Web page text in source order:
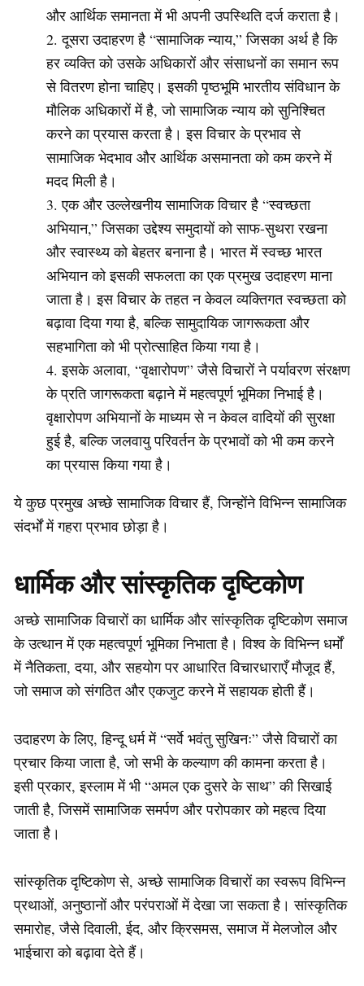
और आर्थिक समानता में भी अपनी उपस्थिति दर्ज कराता है।
दूसरा उदाहरण है “सामाजिक न्याय,” जिसका अर्थ है कि
हर व्यक्ति को उसके अधिकारों और संसाधनों का समान रूप
से वितरण होना चाहिए। इसकी पृष्ठभूमि भारतीय संविधान के
मौलिक अधिकारों में है, जो सामाजिक न्याय को सुनिश्चित
करने का प्रयास करता है। इस विचार के प्रभाव से
सामाजिक भेदभाव और आर्थिक असमानता को कम करने में
मदद मिली है।
एक और उल्लेखनीय सामाजिक विचार है “स्वच्छता
अभियान,” जिसका उद्देश्य समुदायों को साफ-सुथरा रखना
और स्वास्थ्य को बेहतर बनाना है। भारत में स्वच्छ भारत
अभियान को इसकी सफलता का एक प्रमुख उदाहरण माना
जाता है। इस विचार के तहत न केवल व्यक्तिगत स्वच्छता को
बढ़ावा दिया गया है, बल्कि सामुदायिक जागरूकता और
सहभागिता को भी प्रोत्साहित किया गया है।
इसके अलावा, “वृक्षारोपण” जैसे विचारों ने पर्यावरण संरक्षण
के प्रति जागरूकता बढ़ाने में महत्वपूर्ण भूमिका निभाई है।
वृक्षारोपण अभियानों के माध्यम से न केवल वादियों की सुरक्षा
हुई है, बल्कि जलवायु परिवर्तन के प्रभावों को भी कम करने
का प्रयास किया गया है।
ये कुछ प्रमुख अच्छे सामाजिक विचार हैं, जिन्होंने विभिन्न सामाजिक
संदर्भों में गहरा प्रभाव छोड़ा है।
धार्मिक और सांस्कृतिक दृष्टिकोण
अच्छे सामाजिक विचारों का धार्मिक और सांस्कृतिक दृष्टिकोण समाज
के उत्थान में एक महत्वपूर्ण भूमिका निभाता है। विश्व के विभिन्न धर्मों
में नैतिकता, दया, और सहयोग पर आधारित विचारधाराएँ मौजूद हैं,
जो समाज को संगठित और एकजुट करने में सहायक होती हैं।
उदाहरण के लिए, हिन्दू धर्म में “सर्वे भवंतु सुखिनः” जैसे विचारों का
प्रचार किया जाता है, जो सभी के कल्याण की कामना करता है।
इसी प्रकार, इस्लाम में भी “अमल एक दुसरे के साथ” की सिखाई
जाती है, जिसमें सामाजिक समर्पण और परोपकार को महत्व दिया
जाता है।
सांस्कृतिक दृष्टिकोण से, अच्छे सामाजिक विचारों का स्वरूप विभिन्न
प्रथाओं, अनुष्ठानों और परंपराओं में देखा जा सकता है। सांस्कृतिक
समारोह, जैसे दिवाली, ईद, और क्रिसमस, समाज में मेलजोल और
भाईचारा को बढ़ावा देते हैं।